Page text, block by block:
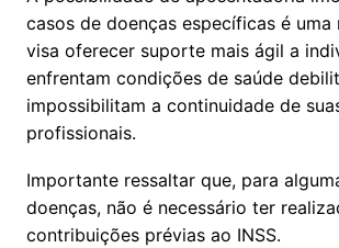
casos de doenças específicas é uma
visa oferecer suporte mais ágil a
enfrentam condições de saúde
impossibilitam a continuidade de
profissionais.
Importante ressaltar que, para
doenças, não é necessário ter
contribuições prévias ao INSS.